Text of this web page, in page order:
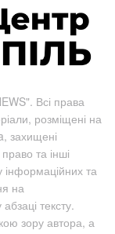
Всі права
розміщені на
захищені
та інші
інформаційних та
на
тексту.
зору автора, а